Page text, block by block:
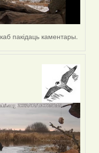
каб пакідаць каментары.